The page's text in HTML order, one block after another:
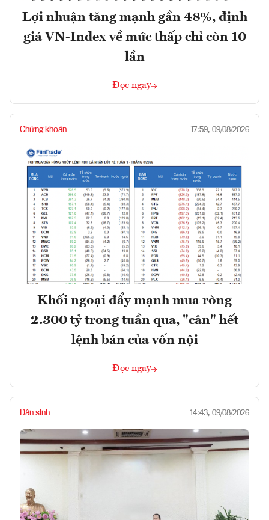
Lợi nhuận tăng mạnh gần 48%, định
giá VN-Index về mức thấp chỉ còn 10
lần
Đọc ngay
Chứng khoán 17:59, 09/08/2026
Khối ngoại đẩy mạnh mua ròng
2.300 tỷ trong tuần qua, "cân" hết
lệnh bán của vốn nội
Đọc ngay
Dân sinh 14:43, 09/08/2026